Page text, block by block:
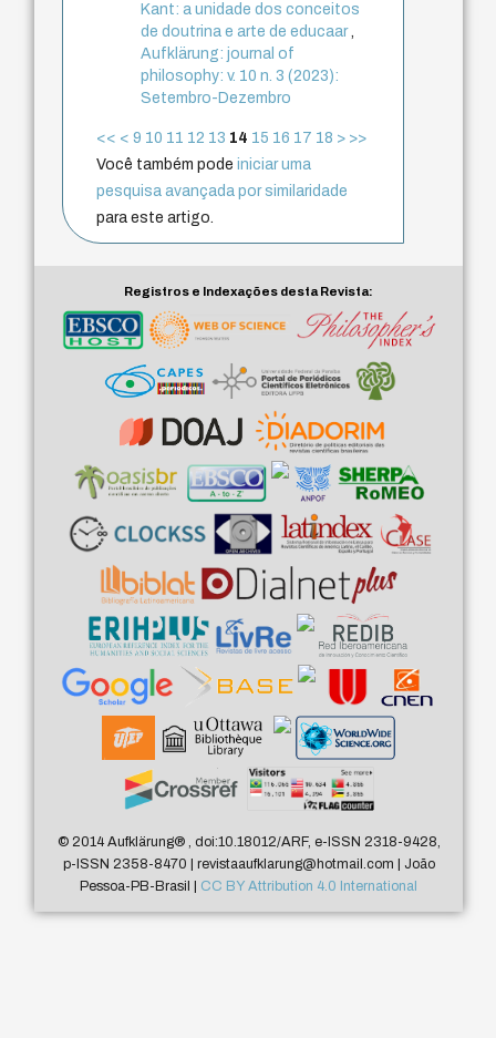
Kant: a unidade dos conceitos
de doutrina e arte de educaar,
Aufklärung: journal of
philosophy: v. 10 n. 3 (2023):
Setembro-Dezembro
<< < 9 10 11 12 13 14 15 16 17 18 > >>
Você também podeiniciar uma
pesquisa avançada por similaridade
para este artigo.
Registros e Indexações desta Revista:
© 2014 Aufklärung®, doi:10.18012/ARF, e-ISSN 2318-9428,
p-ISSN 2358-8470 | revistaaufklarung@hotmail.com | João
Pessoa-PB-Brasil | CC BY Attribution 4.0 International